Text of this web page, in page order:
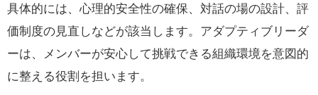
具体的には、心理的安全性の確保、対話の場の設計、評
価制度の見直しなどが該当します。アダプティブリーダ
ーは、メンバーが安心して挑戦できる組織環境を意図的
に整える役割を担います。